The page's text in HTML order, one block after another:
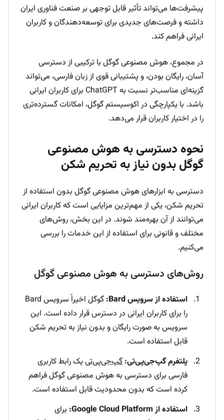
پیشرفت‌ها می‌تواند تأثیر قابل توجهی بر صنعت فناوری ایران
داشته و فرصت‌های جدیدی برای توسعه‌دهندگان و کاربران
ایرانی فراهم کند.
در مجموع، هوش مصنوعی گوگل با ترکیبی از دسترسی
آسان، رایگان بودن، و پشتیبانی قوی از زبان فارسی، می‌تواند
گزینه‌ای مناسب‌تر نسبت به ChatGPT برای کاربران ایرانی
باشد. با یکپارچگی در اکوسیستم گوگل، امکانات گسترده‌تری
را در اختیار کاربران قرار می‌دهد.
نحوه دسترسی به هوش مصنوعی
گوگل بدون نیاز به تحریم شکن
دسترسی به ابزارهای هوش مصنوعی گوگل بدون استفاده از
تحریم شکن، یکی از مهم‌ترین مزایایی است که کاربران ایرانی
می‌توانند از آن بهره‌مند شوند. در این بخش، روش‌های
مختلف و قانونی برای استفاده از این خدمات را بررسی
می‌کنیم.
روش‌های دسترسی به هوش مصنوعی گوگل
استفاده از سرویس Bard:
گوگل اخیراً سرویس Bard
را برای کاربران ایرانی در دسترس قرار داده است. این
سرویس به صورت رایگان و بدون نیاز به تحریم شکن
قابل استفاده است.
پلتفرم گپ‌جی‌پی‌تی: گپ‌جی‌پی‌تییک رابط کاربری
فارسی برای دسترسی به هوش مصنوعی گوگل فراهم
کرده است که بدون محدودیت قابل استفاده است.
استفاده از Google Cloud Platform:
برای